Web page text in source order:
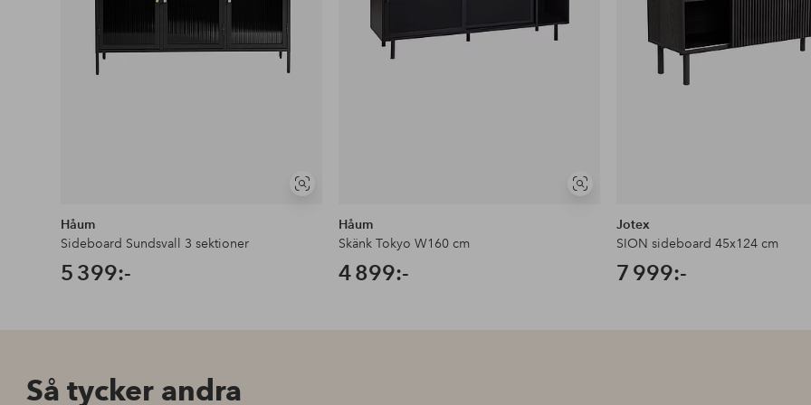
Visa
Håum
Sideboard Sundsvall 3 sektioner
5 399:-
Visa
Håum
Skänk Tokyo W160 cm
4 899:-
Jotex
SION sideboard 45x124 cm
7 999:-
Så tycker andra